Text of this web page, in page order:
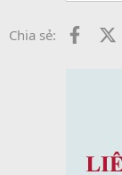
Chia sẻ: